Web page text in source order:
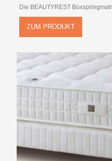
Die BEAUTYREST
ZUM PRODUKT